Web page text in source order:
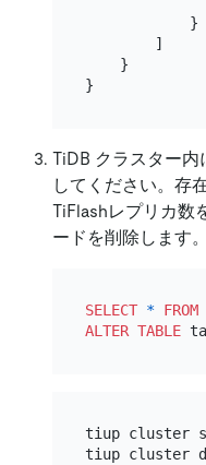
            }
        ]
    }
TiDB クラスター
してください。存
TiFlashレプリカ数
ードを削除します
SELECT * FROM
ALTER TABLE
tiup cluster
tiup